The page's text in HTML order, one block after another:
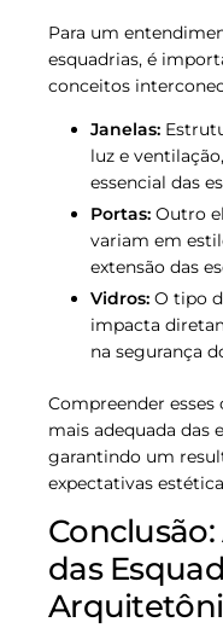
Para um
esquadrias, é
conceitos
Janelas:
luz e
essencial das
Portas: Outro
variam em
extensão das
Vidros: O tipo
impacta
na segurança
Compreender esses
mais adequada das
garantindo um
expectativas
das